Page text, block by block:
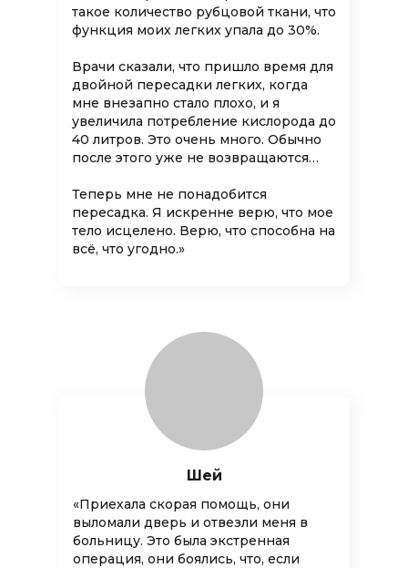
такое количество рубцовой ткани, что
функция моих легких упала до 30%.
Врачи сказали, что пришло время для
двойной пересадки легких, когда
мне внезапно стало плохо, и я
увеличила потребление кислорода до
40 литров. Это очень много. Обычно
после этого уже не возвращаются…
Теперь мне не понадобится
пересадка. Я искренне верю, что мое
тело исцелено. Верю, что способна на
всё, что угодно.»
Шей
«Приехала скорая помощь, они
выломали дверь и отвезли меня в
больницу. Это была экстренная
операция, они боялись, что, если